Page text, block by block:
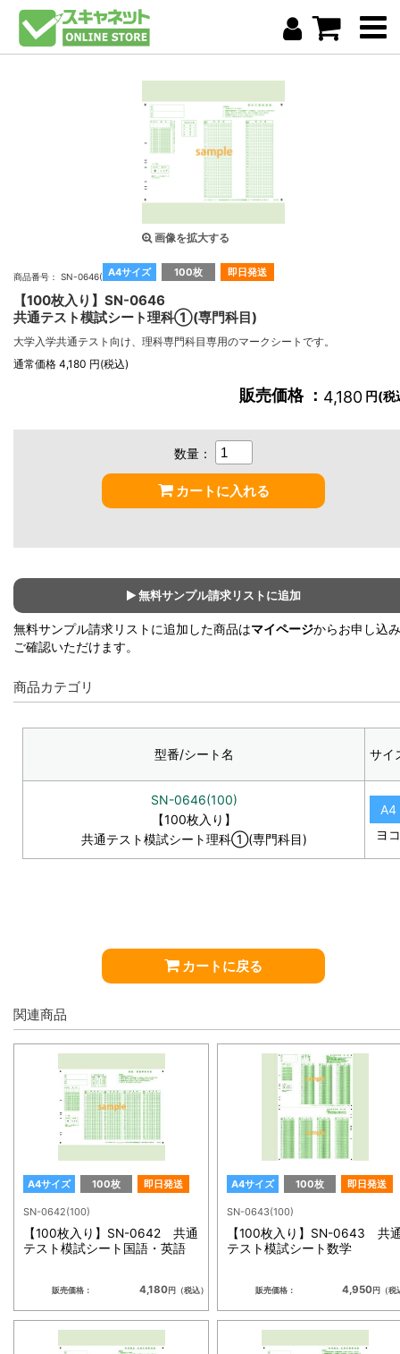
画像を拡大する
A4サイズ 100枚 即日発送
商品番号： SN-0646(100)
【100枚入り】SN-0646
共通テスト模試シート理科①(専門科目)
大学入学共通テスト向け、理科専門科目専用のマークシートです。
通常価格 4,180 円(税込)
販売価格 ： 4,180 円(税
数量：
カートに入れる
無料サンプル請求リストに追加
無料サンプル請求リストに追加した商品はマイページからお申し込
ご確認いただけます。
商品カテゴリ
型番/シート名 サイ
SN-0646(100)
【100枚入り】
共通テスト模試シート理科①(専門科目)
A4
ヨコ
カートに戻る
関連商品
A4サイズ 100枚 即日発送
SN-0642(100)
【100枚入り】SN-0642 共通
テスト模試シート国語・英語
販売価格： 4,180円（税込）
A4サイズ 100枚 即日発送
SN-0643(100)
【100枚入り】SN-0643 共
テスト模試シート数学
販売価格： 4,950円（税